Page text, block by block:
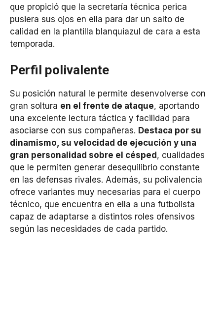
que propició que la secretaría técnica perica
pusiera sus ojos en ella para dar un salto de
calidad en la plantilla blanquiazul de cara a esta
temporada.
Perfil polivalente
Su posición natural le permite desenvolverse con
gran soltura en el frente de ataque, aportando
una excelente lectura táctica y facilidad para
asociarse con sus compañeras. Destaca por su
dinamismo, su velocidad de ejecución y una
gran personalidad sobre el césped , cualidades
que le permiten generar desequilibrio constante
en las defensas rivales. Además, su polivalencia
ofrece variantes muy necesarias para el cuerpo
técnico, que encuentra en ella a una futbolista
capaz de adaptarse a distintos roles ofensivos
según las necesidades de cada partido.